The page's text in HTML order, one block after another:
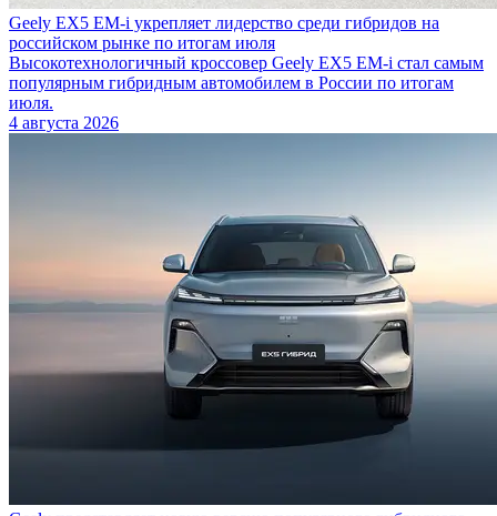
Geely EX5 EM-i укрепляет лидерство среди гибридов на
российском рынке по итогам июля
Высокотехнологичный кроссовер Geely EX5 EM-i стал самым
популярным гибридным автомобилем в России по итогам
июля.
4 августа 2026